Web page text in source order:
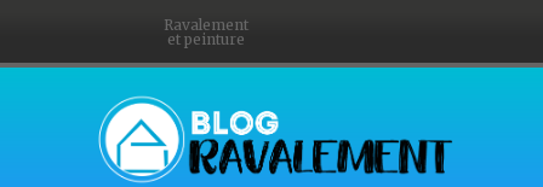
Ravalement
et peinture